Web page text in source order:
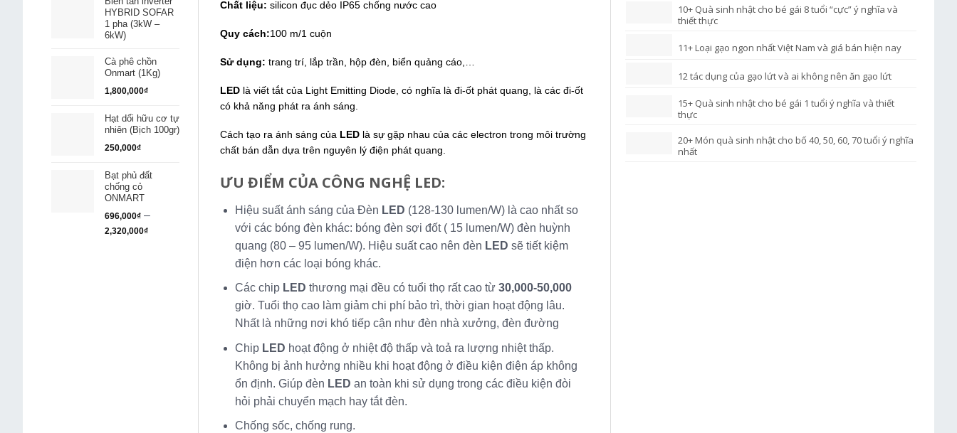
HYBRID SOFAR
1 pha (3kW –
6kW)
Cà phê chồn
Onmart (1Kg)
1,800,000₫
Hạt dổi hữu cơ tự
nhiên (Bịch 100gr)
250,000₫
Bạt phủ đất
chống cỏ
ONMART
696,000₫ –
2,320,000₫
Chất liệu: silicon đục dẻo IP65 chống nước cao
Quy cách:100 m/1 cuộn
Sử dụng: trang trí, lắp trần, hộp đèn, biển quảng cáo,…
LED là viết tắt của Light Emitting Diode, có nghĩa là đi-ốt phát quang, là các đi-ốt
có khả năng phát ra ánh sáng.
Cách tạo ra ánh sáng của LED là sự gặp nhau của các electron trong môi trường
chất bán dẫn dựa trên nguyên lý điện phát quang.
ƯU ĐIỂM CỦA CÔNG NGHỆ LED:
Hiệu suất ánh sáng của Đèn LED (128-130 lumen/W) là cao nhất so
với các bóng đèn khác: bóng đèn sợi đốt ( 15 lumen/W) đèn huỳnh
quang (80 – 95 lumen/W). Hiệu suất cao nên đèn LED sẽ tiết kiệm
điện hơn các loại bóng khác.
Các chip LED thương mại đều có tuổi thọ rất cao từ30,000-50,000
giờ. Tuổi thọ cao làm giảm chi phí bảo trì, thời gian hoạt động lâu.
Nhất là những nơi khó tiếp cận như đèn nhà xưởng, đèn đường
Chip LED hoạt động ở nhiệt độ thấp và toả ra lượng nhiệt thấp.
Không bị ảnh hưởng nhiều khi hoạt động ở điều kiện điện áp không
ổn định. Giúp đèn LED an toàn khi sử dụng trong các điều kiện đòi
hỏi phải chuyển mạch hay tắt đèn.
Chống sốc, chống rung.
10+ Quà sinh nhật cho bé gái 8 tuổi “cực” ý nghĩa và
thiết thực
11+ Loại gạo ngon nhất Việt Nam và giá bán hiện nay
12 tác dụng của gạo lứt và ai không nên ăn gạo lứt
15+ Quà sinh nhật cho bé gái 1 tuổi ý nghĩa và thiết
thực
20+ Món quà sinh nhật cho bố 40, 50, 60, 70 tuổi ý nghĩa
nhất